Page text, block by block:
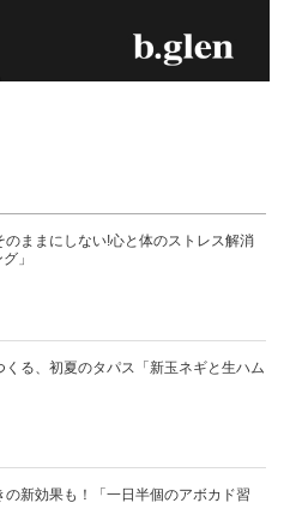
のままにしない!心と体のストレス解消
」
くる、初夏のタパス「新玉ネギと生ハム
の新効果も！「一日半個のアボカド習